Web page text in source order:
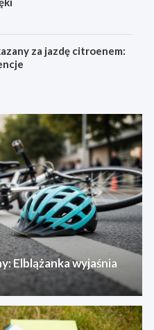
za jazdę citroenem:
Elblążanka wyjaśnia